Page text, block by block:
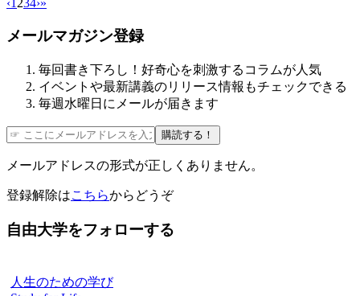
‹1234›»
メールマガジン登録
毎回書き下ろし！好奇心を刺激するコラムが人気
イベントや最新講義のリリース情報もチェックできる
毎週水曜日にメールが届きます
購読する！
メールアドレスの形式が正しくありません。
登録解除はこちらからどうぞ
自由大学をフォローする
人生のための学び